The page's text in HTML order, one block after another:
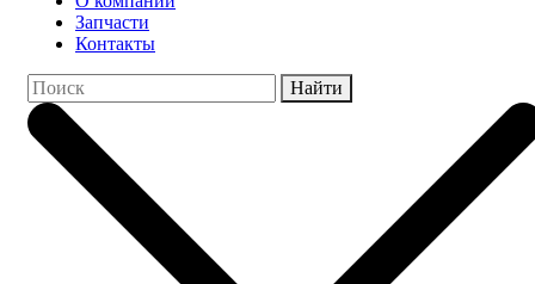
Запчасти
Контакты
Найти